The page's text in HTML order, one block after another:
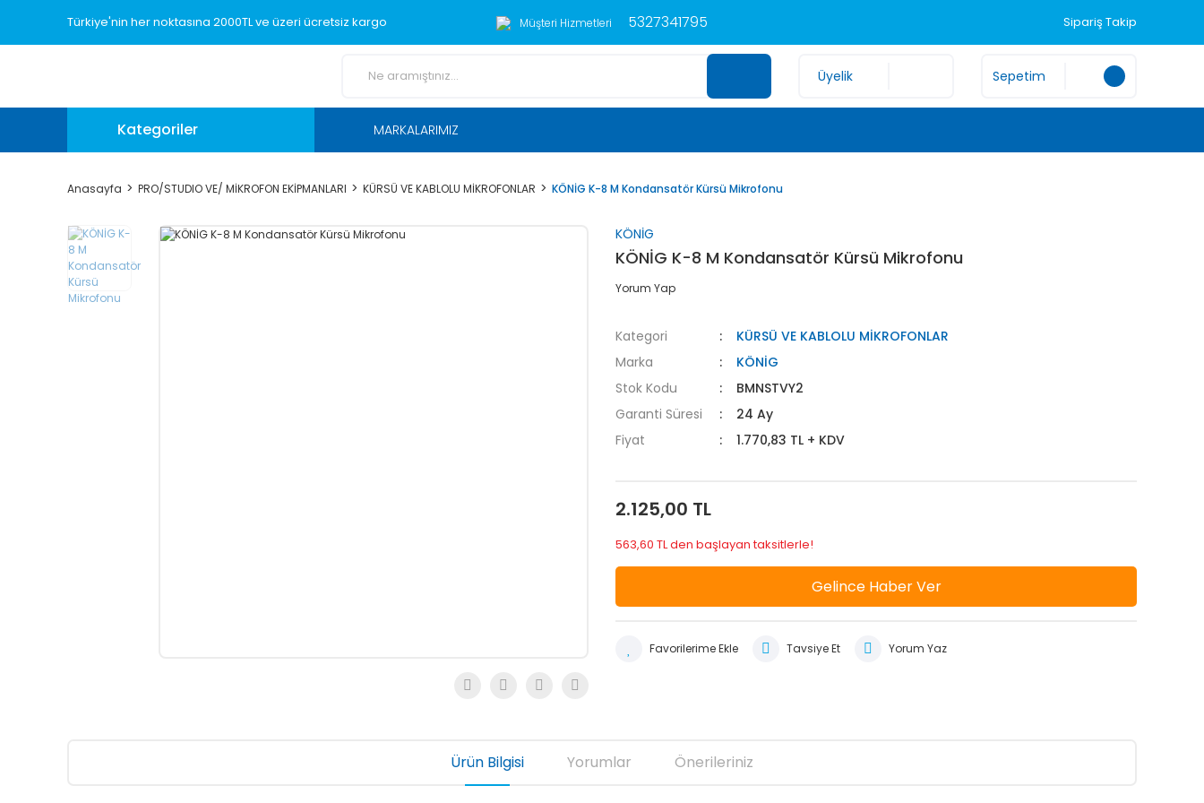
Türkiye'nin her noktasına 2000TL ve üzeri ücretsiz kargo Müşteri Hizmetleri 5327341795 Sipariş Takip
Üyelik Sepetim
Kategoriler MARKALARIMIZ
Anasayfa PRO/STUDIO VE/ MİKROFON EKİPMANLARI KÜRSÜ VE KABLOLU MİKROFONLAR KÖNİG K-8 M Kondansatör Kürsü Mikrofonu
KÖNİG
KÖNİG K-8 M Kondansatör Kürsü Mikrofonu
Yorum Yap
Kategori
KÜRSÜ VE KABLOLU MİKROFONLAR
Marka
KÖNİG
Stok Kodu
BMNSTVY2
Garanti Süresi
24 Ay
Fiyat
1.770,83 TL + KDV
2.125,00 TL
563,60 TL den başlayan taksitlerle!
Gelince Haber Ver
Tavsiye Et Yorum Yaz
Ürün Bilgisi Yorumlar Önerileriniz